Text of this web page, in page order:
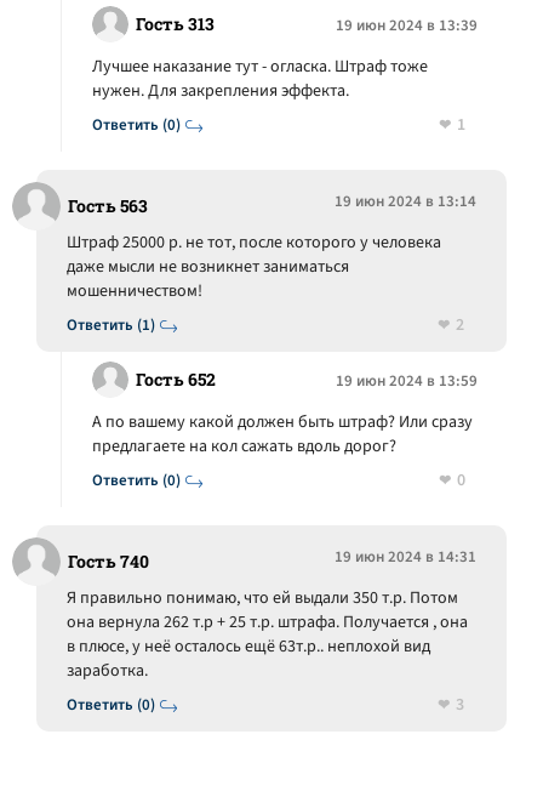
Гость 313 19 июн 2024 в 13:39
Ответить (0)
Лучшее наказание тут - огласка. Штраф тоже
нужен. Для закрепления эффекта.
1
Гость 563 19 июн 2024 в 13:14
Ответить (1)
Штраф 25000 р. не тот, после которого у человека
даже мысли не возникнет заниматься
мошенничеством!
2
Гость 652 19 июн 2024 в 13:59
Ответить (0)
А по вашему какой должен быть штраф? Или сразу
предлагаете на кол сажать вдоль дорог?
0
Гость 740 19 июн 2024 в 14:31
Ответить (0)
Я правильно понимаю, что ей выдали 350 т.р. Потом
она вернула 262 т.р + 25 т.р. штрафа. Получается , она
в плюсе, у неё осталось ещё 63т.р.. неплохой вид
заработка.
3